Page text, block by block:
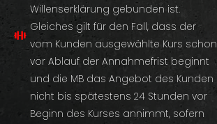
Willenserklärung gebunden ist.
Gleiches gilt für den Fall, dass der
vom Kunden ausgewählte Kurs schon
vor Ablauf der Annahmefrist beginnt
und die MB das Angebot des Kunden
nicht bis spätestens 24 Stunden vor
Beginn des Kurses annimmt, sofern